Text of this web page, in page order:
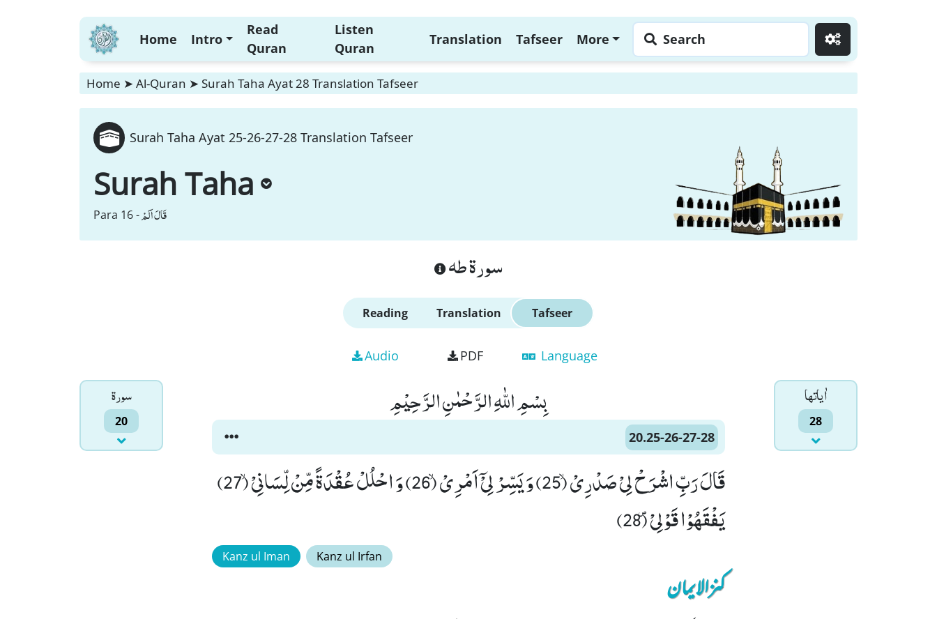
Home Intro
Read
Quran
Listen
Quran
Translation Tafseer More Search
Home ➤ Al-Quran ➤ Surah Taha Ayat 28 Translation Tafseer
Surah Taha Ayat 25-26-27-28 Translation Tafseer
Surah Taha
Para 16 -قَالَ اَلَمْ
سورة طه
Reading Translation Tafseer
Audio PDF Language
سورۃ
20
اٰياتها
28
بِسْمِ اللّٰهِ الرَّحْمٰنِ الرَّحِیْمِ
20.25-26-27-28
قَالَ رَبِّ اشْرَحْ لِیْ صَدْرِیْۙ (25) وَ یَسِّرْ لِیْۤ اَمْرِیْۙ (26) وَ احْلُلْ عُقْدَةً مِّنْ لِّسَانِیْۙ (27)
یَفْقَهُوْا قَوْلِیْ۪ (28)
Kanz ul Iman Kanz ul Irfan
کنزالایمان